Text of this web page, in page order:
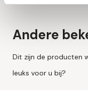
Andere
Dit zijn de producten
leuks voor u bij?